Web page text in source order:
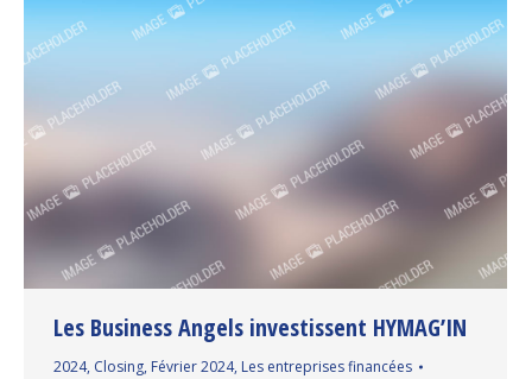
Les Business Angels investissent HYMAG’IN
2024, Closing, Février 2024, Les entreprises financées